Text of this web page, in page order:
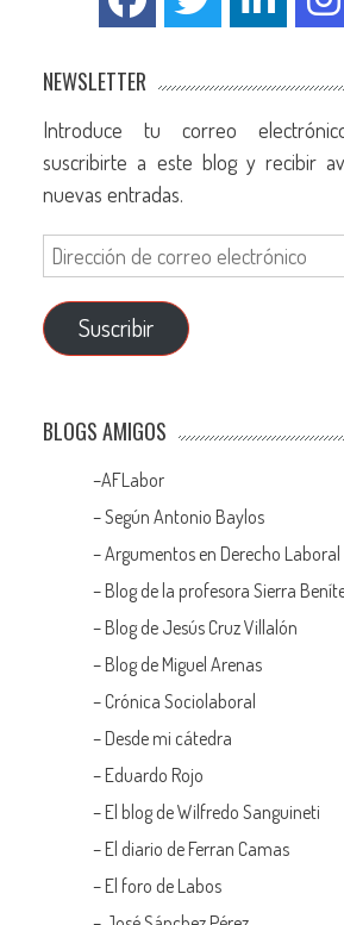
NEWSLETTER
Introduce tu correo
suscribirte a este blog y recibir
nuevas entradas.
Suscribir
BLOGS AMIGOS
–AFLabor
– Según Antonio Baylos
–Argumentos en Derecho Laboral
– Blog de la profesora Sierra
– Blog de Jesús Cruz Villalón
– Blog de Miguel Arenas
– Crónica Sociolaboral
– Desde mi cátedra
– Eduardo Rojo
– El blog de Wilfredo Sanguineti
– El diario de Ferran Camas
– El foro de Labos